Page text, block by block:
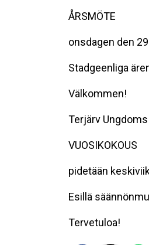
ÅRSMÖTE
onsdagen den
Stadgeenliga
Välkommen!
Terjärv
VUOSIKOKOUS
pidetään
Esillä
Tervetuloa!